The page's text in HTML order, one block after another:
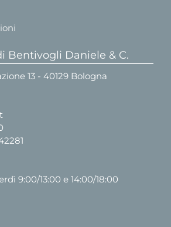
Bentivogli Daniele & C.
13 - 40129 Bologna
9:00/13:00 e 14:00/18:00